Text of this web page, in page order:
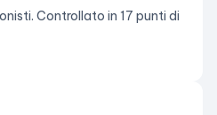
Controllato in 17 punti di